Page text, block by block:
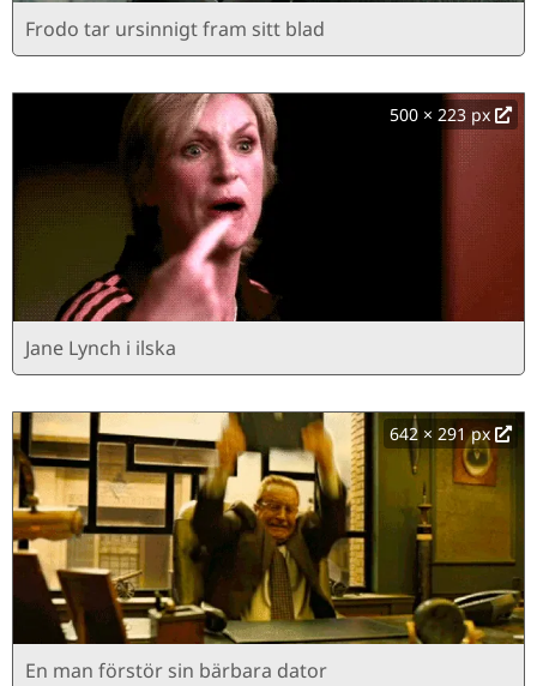
Frodo tar ursinnigt fram sitt blad
500 × 223 px
Jane Lynch i ilska
642 × 291 px
En man förstör sin bärbara dator